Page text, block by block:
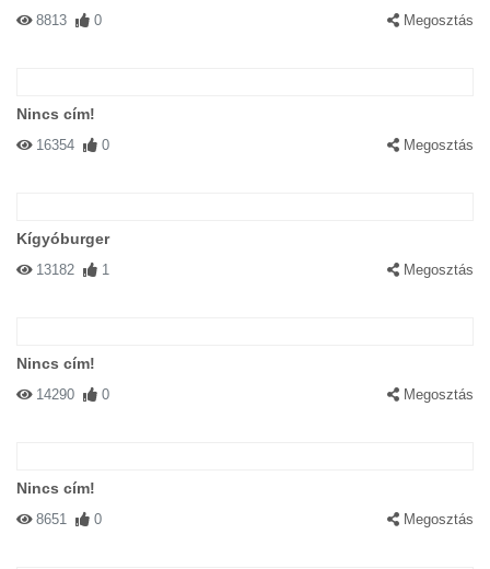
8813 0 Megosztás
Nincs cím!
16354 0 Megosztás
Kígyóburger
13182 1 Megosztás
Nincs cím!
14290 0 Megosztás
Nincs cím!
8651 0 Megosztás